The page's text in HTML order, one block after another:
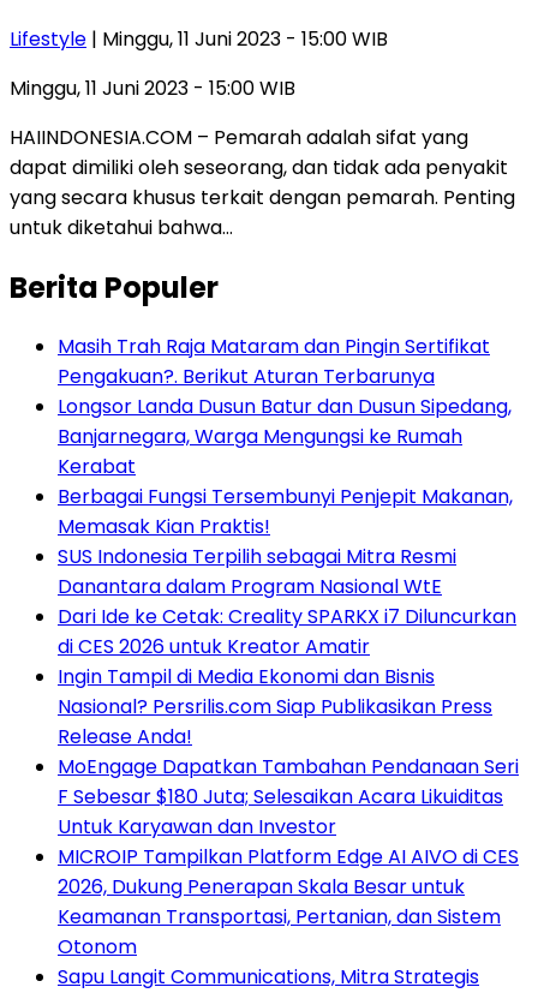
Lifestyle | Minggu, 11 Juni 2023 - 15:00 WIB
Minggu, 11 Juni 2023 - 15:00 WIB
HAIINDONESIA.COM – Pemarah adalah sifat yang
dapat dimiliki oleh seseorang, dan tidak ada penyakit
yang secara khusus terkait dengan pemarah. Penting
untuk diketahui bahwa…
Berita Populer
Masih Trah Raja Mataram dan Pingin Sertifikat
Pengakuan?. Berikut Aturan Terbarunya
Longsor Landa Dusun Batur dan Dusun Sipedang,
Banjarnegara, Warga Mengungsi ke Rumah
Kerabat
Berbagai Fungsi Tersembunyi Penjepit Makanan,
Memasak Kian Praktis!
SUS Indonesia Terpilih sebagai Mitra Resmi
Danantara dalam Program Nasional WtE
Dari Ide ke Cetak: Creality SPARKX i7 Diluncurkan
di CES 2026 untuk Kreator Amatir
Ingin Tampil di Media Ekonomi dan Bisnis
Nasional? Persrilis.com Siap Publikasikan Press
Release Anda!
MoEngage Dapatkan Tambahan Pendanaan Seri
F Sebesar $180 Juta; Selesaikan Acara Likuiditas
Untuk Karyawan dan Investor
MICROIP Tampilkan Platform Edge AI AIVO di CES
2026, Dukung Penerapan Skala Besar untuk
Keamanan Transportasi, Pertanian, dan Sistem
Otonom
Sapu Langit Communications, Mitra Strategis